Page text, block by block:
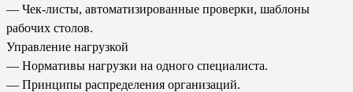
— Чек-листы, автоматизированные проверки, шаблоны
рабочих столов.
Управление нагрузкой
— Нормативы нагрузки на одного специалиста.
— Принципы распределения организаций.